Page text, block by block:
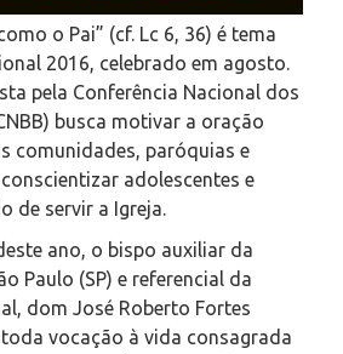
o Pai” (cf. Lc 6, 36) é tema
2016, celebrado em agosto.
pela Conferência Nacional dos
busca motivar a oração
comunidades, paróquias e
adolescentes e
de servir a Igreja.
ano, o bispo auxiliar da
Paulo (SP) e referencial da
dom José Roberto Fortes
toda vocação à vida consagrada